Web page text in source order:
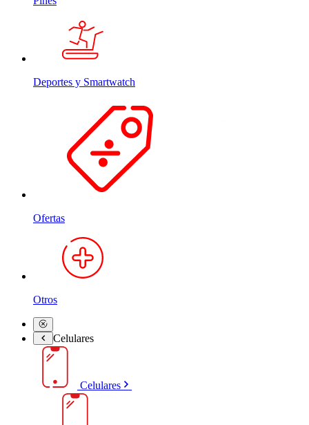
Deportes y Smartwatch
Ofertas
Otros
Celulares
Celulares